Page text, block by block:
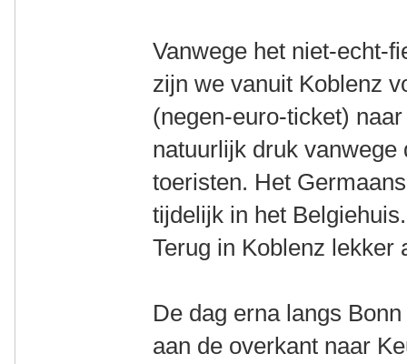
Vanwege het niet-echt-
zijn we vanuit Koblenz
(negen-euro-ticket)
natuurlijk druk
toeristen. Het
tijdelijk in het
Terug in Koblenz lekker
De dag erna langs
aan de overkant naar